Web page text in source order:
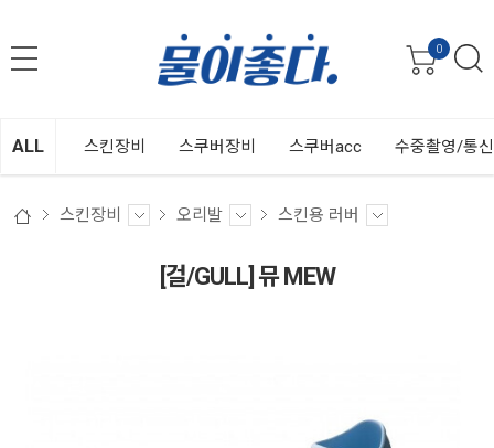
0
ALL 스킨장비 스쿠버장비 스쿠버acc 수중촬영/통
스킨장비 오리발 스킨용 러버
[걸/GULL] 뮤 MEW